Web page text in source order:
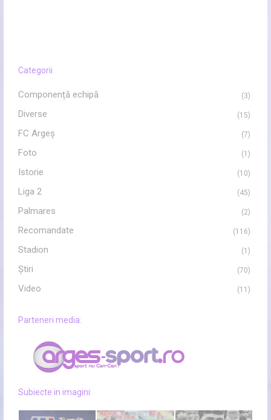
Categorii
Componență echipă (3)
Diverse (15)
FC Argeș (7)
Foto (1)
Istorie (10)
Liga 2 (45)
Palmares (2)
Recomandate (116)
Stadion (1)
Ştiri (70)
Video (11)
Parteneri media:
Subiecte in imagini: